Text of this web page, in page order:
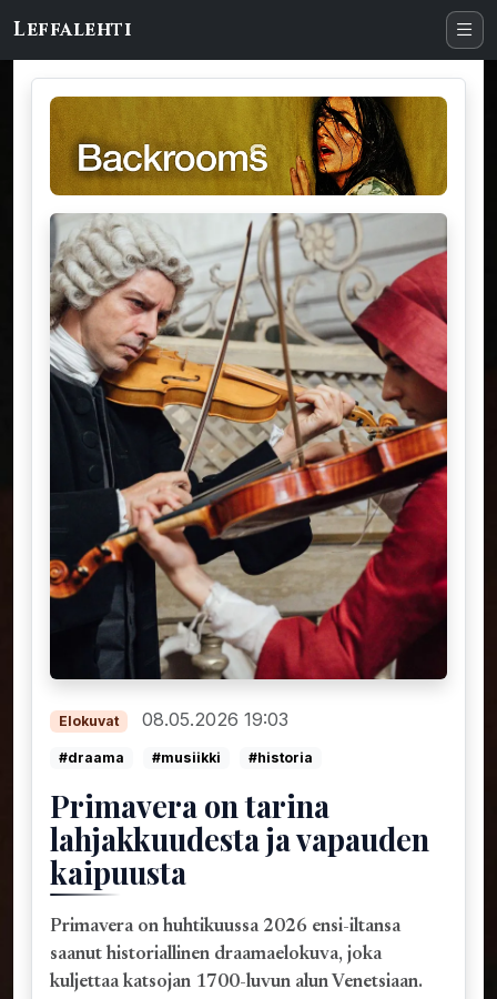
Leffalehti
Elokuvat 08.05.2026 19:03
#draama #musiikki #historia
Primavera on tarina
lahjakkuudesta ja vapauden
kaipuusta
Primavera on huhtikuussa 2026 ensi-iltansa
saanut historiallinen draamaelokuva, joka
kuljettaa katsojan 1700-luvun alun Venetsiaan.